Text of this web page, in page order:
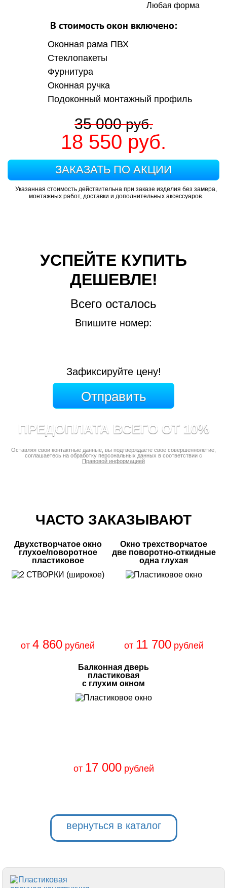
Любая форма
В стоимость окон включено:
Оконная рама ПВХ
Стеклопакеты
Фурнитура
Оконная ручка
Подоконный монтажный профиль
35 000руб.
18 550 руб.
ЗАКАЗАТЬ ПО АКЦИИ
Указанная стоимость действительна при заказе изделия без замера,
монтажных работ, доставки и дополнительных аксессуаров.
УСПЕЙТЕ КУПИТЬ
ДЕШЕВЛЕ!
Всего осталось
Впишите номер:
Зафиксируйте цену!
ПРЕДОПЛАТА ВСЕГО ОТ 10%
Оставляя свои контактные данные, вы подтверждаете свое совершеннолетие,
соглашаетесь на обработку персональных данных в соответствии с
Правовой информацией
ЧАСТО ЗАКАЗЫВАЮТ
Двухстворчатое окно
глухое/поворотное
пластиковое
от 4 860 рублей
Окно трехстворчатое
две поворотно-откидные
одна глухая
от 11 700рублей
Балконная дверь
пластиковая
с глухим окном
от 17 000рублей
вернуться в каталог